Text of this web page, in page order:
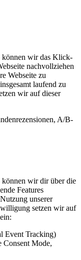
können wir das Klick-
nachvollziehen
Webseite zu
laufend zu
wir auf dieser
A/B-
können wir dir über die
Features
unserer
setzen wir auf
Event Tracking)
Consent Mode,